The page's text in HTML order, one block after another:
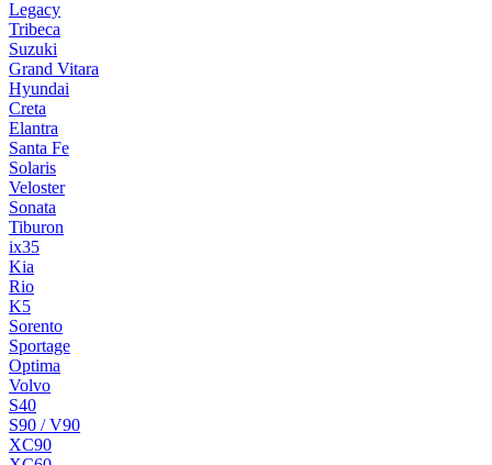
Legacy
Tribeca
Suzuki
Grand Vitara
Hyundai
Creta
Elantra
Santa Fe
Solaris
Veloster
Sonata
Tiburon
ix35
Kia
Rio
K5
Sorento
Sportage
Optima
Volvo
S40
S90 / V90
XC90